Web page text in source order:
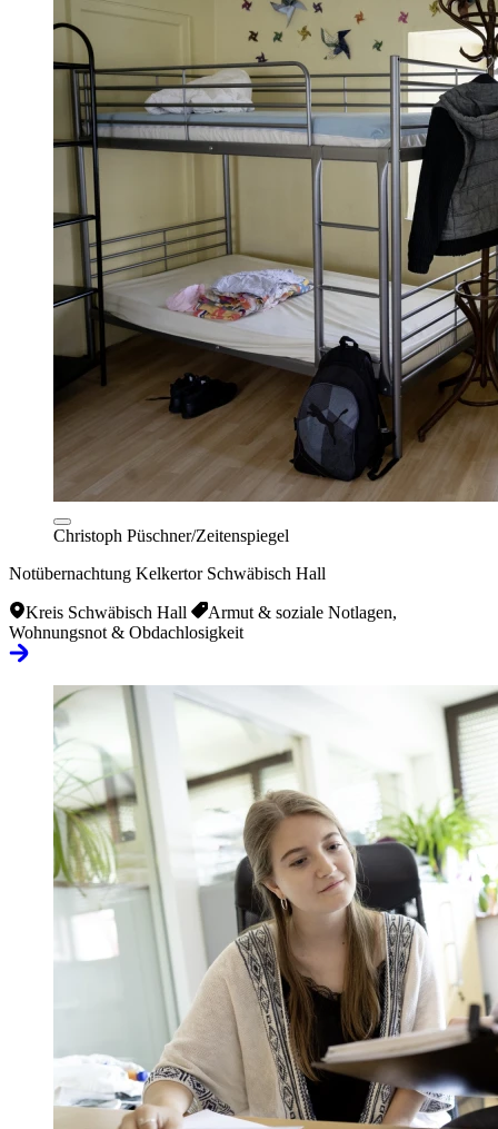
Christoph Püschner/Zeitenspiegel
Notübernachtung Kelkertor Schwäbisch Hall
Kreis Schwäbisch Hall
Armut & soziale Notlagen,
Wohnungsnot & Obdachlosigkeit